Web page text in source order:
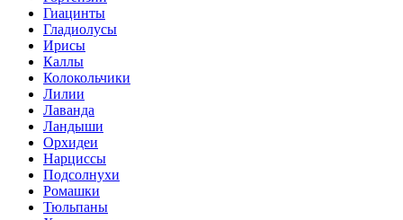
Гиацинты
Гладиолусы
Ирисы
Каллы
Колокольчики
Лилии
Лаванда
Ландыши
Орхидеи
Нарциссы
Подсолнухи
Ромашки
Тюльпаны